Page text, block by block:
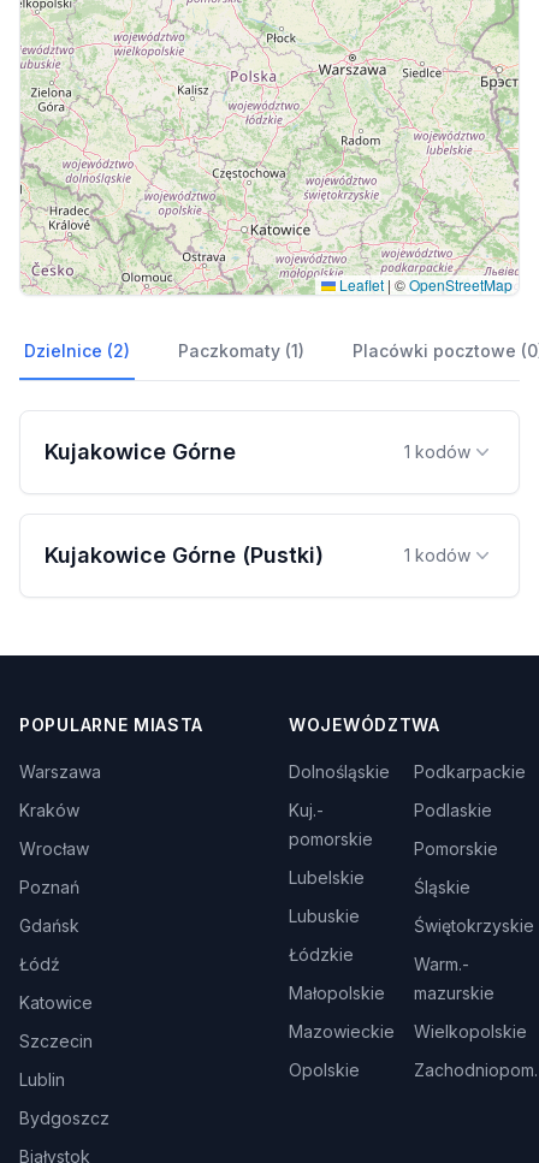
Leaflet | ©OpenStreetMap
Dzielnice (2) Paczkomaty (1) Placówki pocztowe
Kujakowice Górne 1 kodów
Kujakowice Górne (Pustki) 1 kodów
POPULARNE MIASTA
Warszawa
Kraków
Wrocław
Poznań
Gdańsk
Łódź
Katowice
Szczecin
Lublin
Bydgoszcz
Białystok
WOJEWÓDZTWA
Dolnośląskie
Kuj.-
pomorskie
Lubelskie
Lubuskie
Łódzkie
Małopolskie
Mazowieckie
Opolskie
Podkarpackie
Podlaskie
Pomorskie
Śląskie
Świętokrzyskie
Warm.-
mazurskie
Wielkopolskie
Zachodniopom.